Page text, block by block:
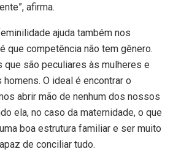
afirma.
ajuda também nos
que competência não tem gênero.
que são peculiares às mulheres e
O ideal é encontrar o
abrir mão de nenhum dos nossos
ela, no caso da maternidade, o que
boa estrutura familiar e ser muito
de conciliar tudo.